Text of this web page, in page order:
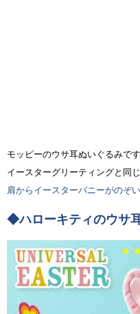
モッピーのウサ耳ぬいぐるみです
イースターグリーティングと同
肩からイースターバニーがのぞい
◆ハローキティのウサ